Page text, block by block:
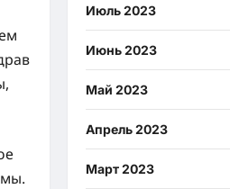
Июль 2023
Июнь 2023
Май 2023
Апрель 2023
Март 2023